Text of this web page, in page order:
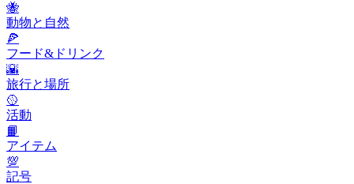
🐝
動物と自然
🍕
フード&ドリンク
🌇
旅行と場所
🥎
活動
📙
アイテム
💯
記号